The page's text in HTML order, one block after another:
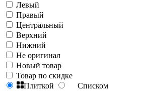
Левый
Правый
Центральный
Верхний
Нижний
Не оригинал
Новый товар
Товар по скидке
Плиткой
Списком